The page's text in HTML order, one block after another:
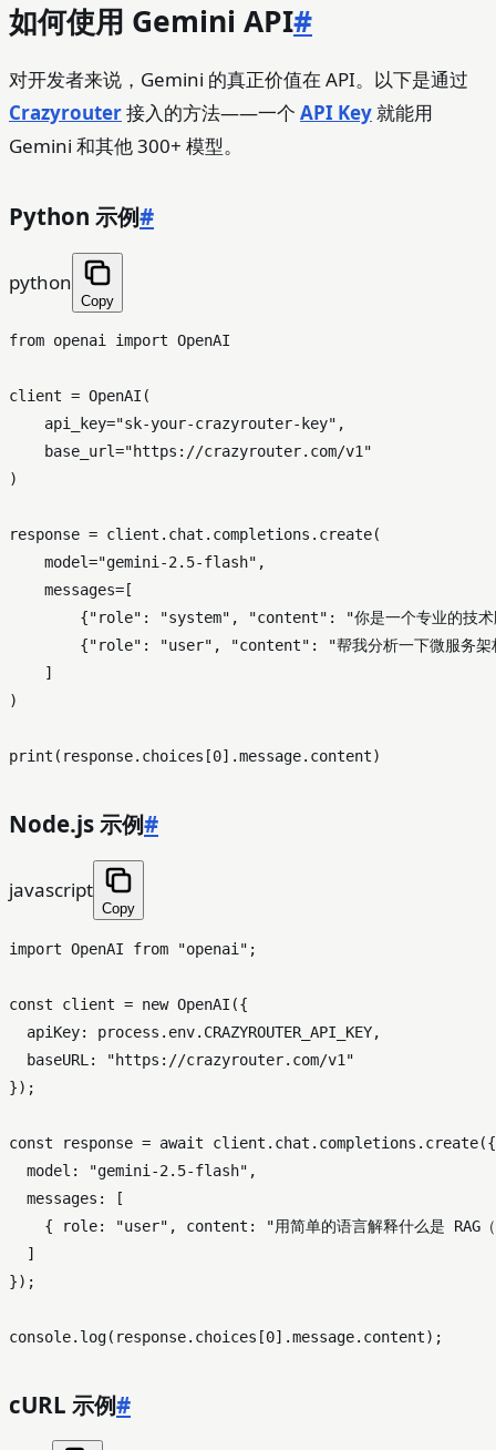
如何使用 Gemini API#
对开发者来说，Gemini 的真正价值在 API。以下是通过
Crazyrouter接入的方法——一个 API Key就能用
Gemini 和其他 300+ 模型。
Python 示例#
python
Copy
from openai import OpenAI
client = OpenAI(
    api_key=
"sk-your-crazyrouter-key" ,
    base_url=
"https://crazyrouter.com/v1"
)
response = client.chat.completions.create(
    model=
"gemini-2.5-flash" ,
    messages=[
        {
"role" : "system" , "content" :
"你是一个专业的技
        {
"role" : "user" , "content" :
"帮我分析一下微服务
    ]
)
print (response.choices[0
Node.js 示例#
javascript
Copy
import OpenAI from "openai" ;
const client = new OpenAI ({
apiKey: process. env. CRAZYROUTER_API_KEY,
baseURL :
"https://crazyrouter.com/v1"
});
const response = await client. chat . completions . create({
model : "gemini-2.5-flash" ,
messages : [
    {
role: "user" , content :
"用简单的语言解释什么是 RAG
  ]
});
console. log(response. choices [0].message. content
cURL 示例#